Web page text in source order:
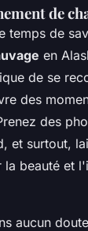
de
temps de
en
de se
des
des
et surtout,
la beauté et
aucun